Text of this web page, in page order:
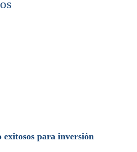
exitosos para inversión